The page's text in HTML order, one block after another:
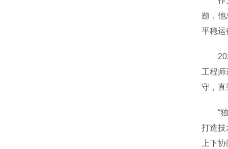
题，
平稳运
2024
工程
守，直
“独
打造技
上下